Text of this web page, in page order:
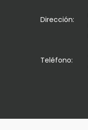
Dirección:
Teléfono: